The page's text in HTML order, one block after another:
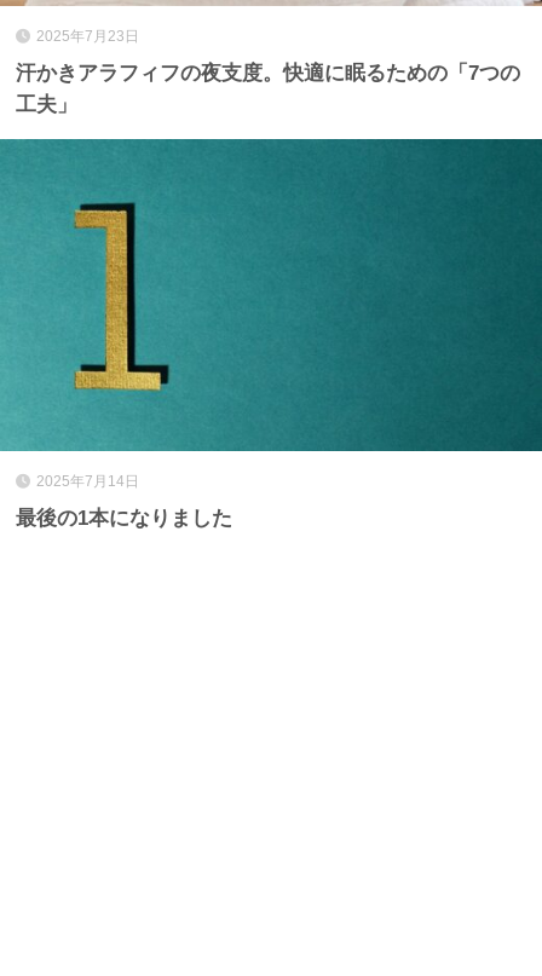
2025年7月23日
汗かきアラフィフの夜支度。快適に眠るための「7つの
工夫」
2025年7月14日
最後の1本になりました